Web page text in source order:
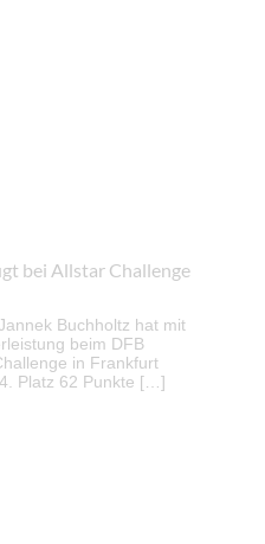
bei Allstar Challenge
Buchholtz hat mit
beim DFB
in Frankfurt
Platz 62 Punkte […]